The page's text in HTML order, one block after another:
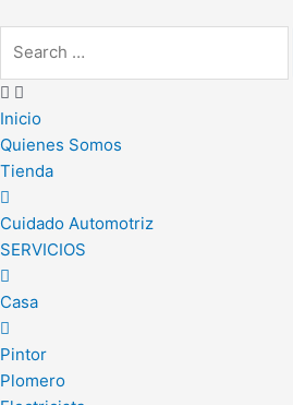
contenido
Inicio
Quienes Somos
Tienda
Cuidado Automotriz
SERVICIOS
Casa
Pintor
Plomero